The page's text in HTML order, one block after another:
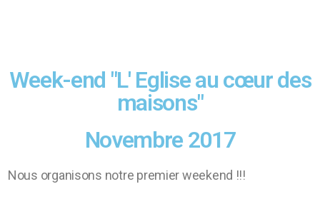
Week-end "L' Eglise au cœur des
maisons"
Novembre 2017
Nous organisons notre premier weekend !!!